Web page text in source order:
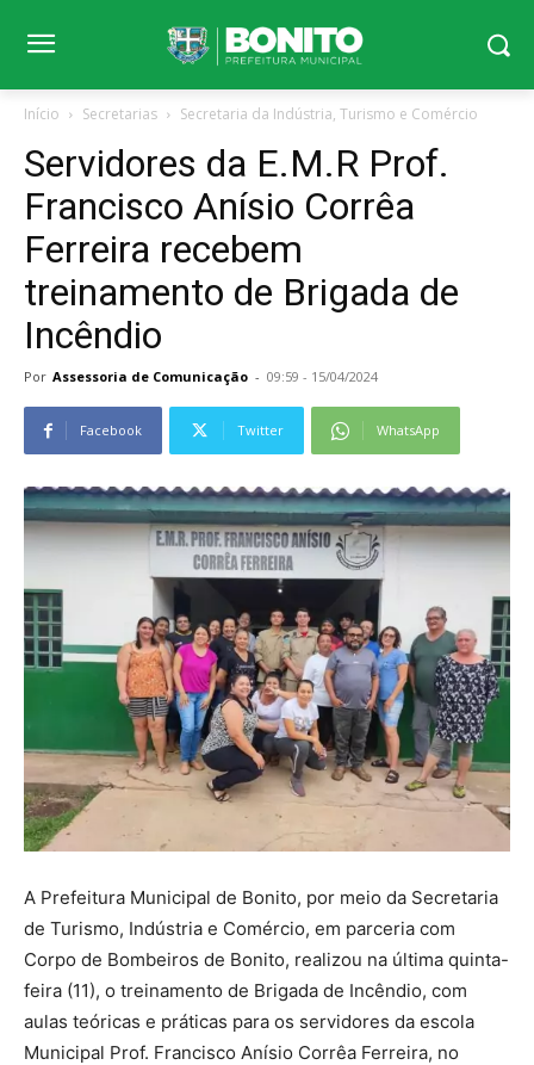
Início Secretarias Secretaria da Indústria, Turismo e Comércio
Servidores da E.M.R Prof.
Francisco Anísio Corrêa
Ferreira recebem
treinamento de Brigada de
Incêndio
Por Assessoria de Comunicação - 09:59 - 15/04/2024
Facebook Twitter WhatsApp
A Prefeitura Municipal de Bonito, por meio da Secretaria
de Turismo, Indústria e Comércio, em parceria com
Corpo de Bombeiros de Bonito, realizou na última quinta-
feira (11), o treinamento de Brigada de Incêndio, com
aulas teóricas e práticas para os servidores da escola
Municipal Prof. Francisco Anísio Corrêa Ferreira, no